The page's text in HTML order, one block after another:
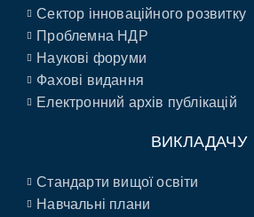
Сектор інноваційного розвитку
Проблемна НДР
Наукові форуми
Фахові видання
Електронний архів публікацій
ВИКЛАДАЧУ
Стандарти вищої освіти
Навчальні плани